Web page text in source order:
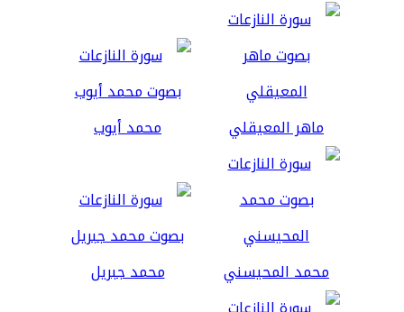
ماهر المعيقلي محمد أيوب
محمد المحيسني محمد جبريل